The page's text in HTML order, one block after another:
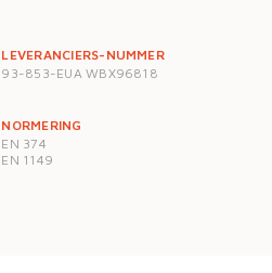
LEVERANCIERS-NUMMER
93-853-EUA WBX96818
NORMERING
EN 374
EN 1149